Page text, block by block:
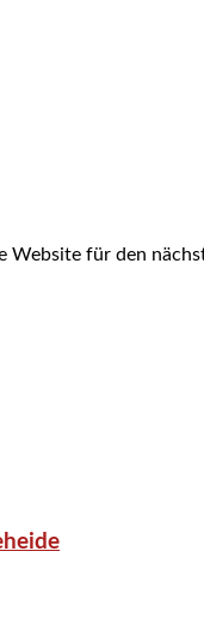
Website für den